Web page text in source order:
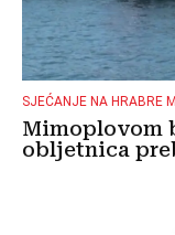
SJEĆANJE NA HRABRE
Mimoplovom
obljetnica